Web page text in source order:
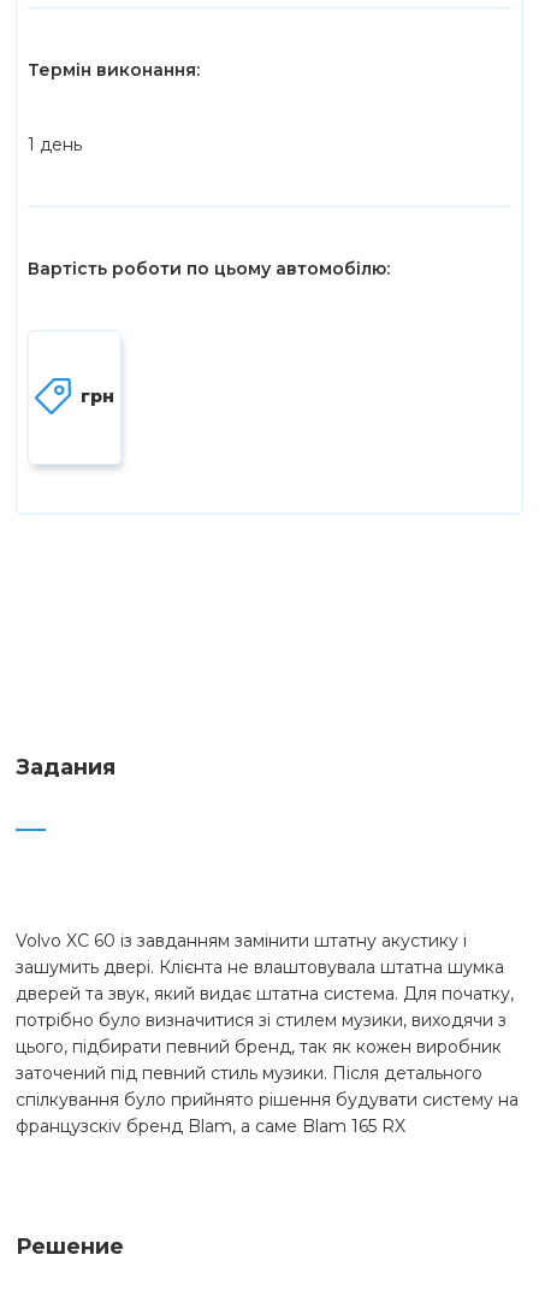
Термін виконання:
1 день
Вартість роботи по цьому автомобілю:
грн
Задания
Volvo XC 60 із завданням замінити штатну акустику і
зашумить двері. Клієнта не влаштовувала штатна шумка
дверей та звук, який видає штатна система. Для початку,
потрібно було визначитися зі стилем музики, виходячи з
цього, підбирати певний бренд, так як кожен виробник
заточений під певний стиль музики. Після детального
спілкування було прийнято рішення будувати систему на
французскіv бренд Blam, а саме Blam 165 RX
Решение